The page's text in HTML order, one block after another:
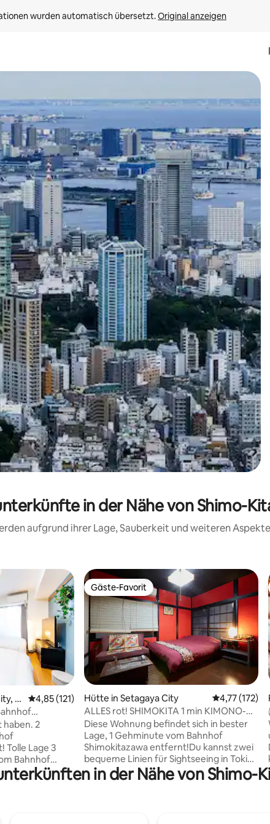
wurden automatisch übersetzt. Original anzeigen
oben und unten oder erkunde die Ergebnisse durch Berühren
in der Nähe von Shimo-
aufgrund ihrer Lage, Sauberkeit und weiteren
5, 104 Bewertungen
J
Durchschnittliche Bewertung: 4,85 von 5, 121
4,85 (121)
nach Shinjuku,
Doppelbetten
2
Tolle Lage 3
Bahnhof
dem Zug vom
30 ￥
Gäste-Favorit
Gäste-Favorit
Hütte in Setagaya City
4,77 (172)
ALLES rot! SHIMOKITA 1 min KIMONO-
ZIMMER (OSENBEI)
Diese Wohnung befindet sich in bester
Lage, 1 Gehminute vom Bahnhof
Shimokitazawa entfernt!Du kannst zwei
bequeme Linien für Sightseeing in Tokio
und viele Geschäfte und Restaurants zu
Fuß erreichen. Empfehlenswert für alle,
in der Nähe von Shimo-